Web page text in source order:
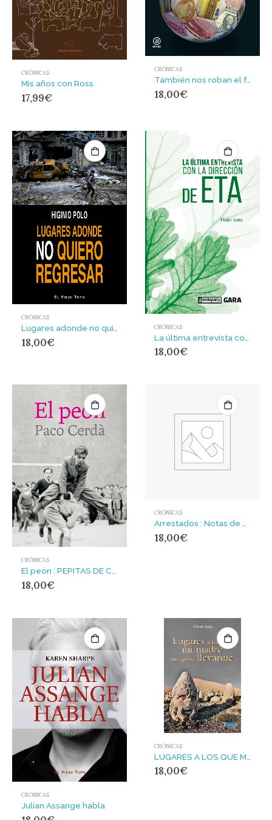
CRÓNICAS
Mis años con Ross
17,99€
CRÓNICAS
También nos roban el fútbol
18,00€
CRÓNICAS
Lugares adonde no quiero regresar
18,00€
CRÓNICAS
18,00€
CRÓNICAS
18,00€
CRÓNICAS
18,00€
CRÓNICAS
Julian Assange habla
CRÓNICAS
18,00€